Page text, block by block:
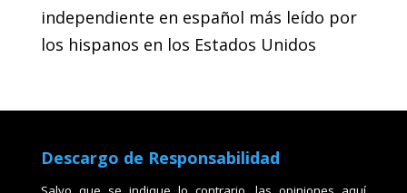
independiente en español más leído por
los hispanos en los Estados Unidos
Descargo de Responsabilidad